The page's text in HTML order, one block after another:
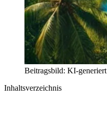
Beitragsbild: KI-generiert
Inhaltsverzeichnis